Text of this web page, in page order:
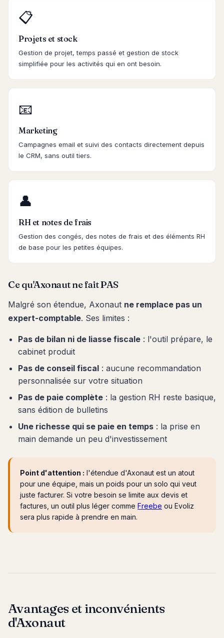
📋
Projets et stock
Gestion de projet, temps passé et gestion de stock
simplifiée pour les activités qui en ont besoin.
📧
Marketing
Campagnes email et suivi des contacts directement depuis
le CRM, sans outil tiers.
👤
RH et notes de frais
Gestion des congés, des notes de frais et des éléments RH
de base pour les petites équipes.
Ce qu'Axonaut ne fait PAS
Malgré son étendue, Axonaut ne remplace pas un
expert-comptable. Ses limites :
Pas de bilan ni de liasse fiscale : l'outil prépare, le
cabinet produit
Pas de conseil fiscal : aucune recommandation
personnalisée sur votre situation
Pas de paie complète : la gestion RH reste basique,
sans édition de bulletins
Une richesse qui se paie en temps : la prise en
main demande un peu d'investissement
Point d'attention : l'étendue d'Axonaut est un atout
pour une équipe, mais un poids pour un solo qui veut
juste facturer. Si votre besoin se limite aux devis et
factures, un outil plus léger comme Freebe ou Evoliz
sera plus rapide à prendre en main.
Avantages et inconvénients
d'Axonaut